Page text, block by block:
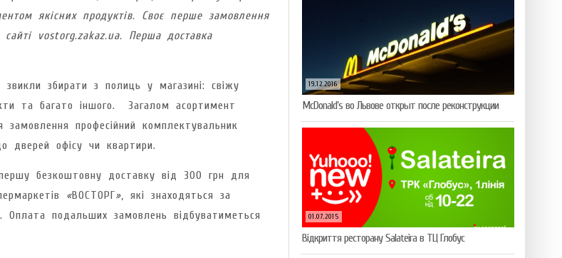
якісних продуктів. Своє перше замовлення
vostorg.zakaz.ua. Перша доставка
збирати з полиць у магазині: свіжу
та багато іншого. Загалом асортимент
професійний комплектувальник
дверей офісу чи квартири.
безкоштовну доставку від 300 грн для
«ВОСТОРГ», які знаходяться за
подальших замовлень відбуватиметься
19.12.2016
McDonald’s во Львове открыт после реконструкции
01.07.2015
Відкриття ресторану Salateirа в ТЦ Глобус